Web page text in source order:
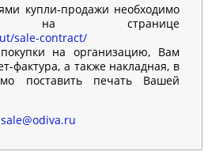
купли-продажи необходимо
на странице
sale-contract/
на организацию, Вам
фактура, а также накладная, в
поставить печать Вашей
sale@odiva.ru